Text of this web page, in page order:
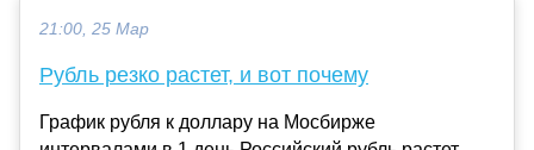
21:00, 25 Мар
Рубль резко растет, и вот почему
График рубля к доллару на Мосбирже